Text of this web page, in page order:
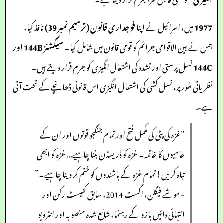
1977میں، اسرائیل نے اپنافوجداری قانون (ترمیم نمبر 39)
نافذ کیا،
جس نے بین الاقوامی جرائم کو قومی قانون میں شامل کیا۔
سیکشنز 144B اور
144Cنسل پرستی اور تشدد کی اشتعال انگیزی کو جرم قرار دیتے ہیں۔
نظریاتی طور پر، نسل کشی کی اشتعال انگیزی اس قانونی ڈھانچے کے تحت آتی
ہے۔
“غزہ کی پٹی کی مکمل فتح اور تمام جنگجو قوتوں اور ان کے
حامیوں کا خاتمہ۔ غزہ کو ڈریسڈن بننا چاہیے… غزہ کو ابھی
تباہ کریں! تمام غزہ کے باشندوں کو ختم کر دینا چاہیے۔”
- موشے فیگلن، اگست 2014، سابق کنیسٹ رکن اور
انتہائی دائیں بازو کے رہنما، شائع شدہ منصوبہ اور انٹرویو